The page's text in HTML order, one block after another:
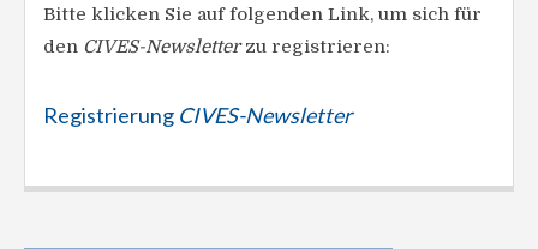
Bitte klicken Sie auf folgenden Link, um sich für
den CIVES-Newsletterzu registrieren:
Registrierung CIVES-Newsletter